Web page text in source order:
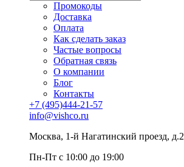
Промокоды
Доставка
Оплата
Как сделать заказ
Частые вопросы
Обратная связь
О компании
Блог
Контакты
+7 (495)444-21-57
info@vishco.ru
Москва, 1-й Нагатинский проезд, д.2
Пн-Пт с 10:00 до 19:00